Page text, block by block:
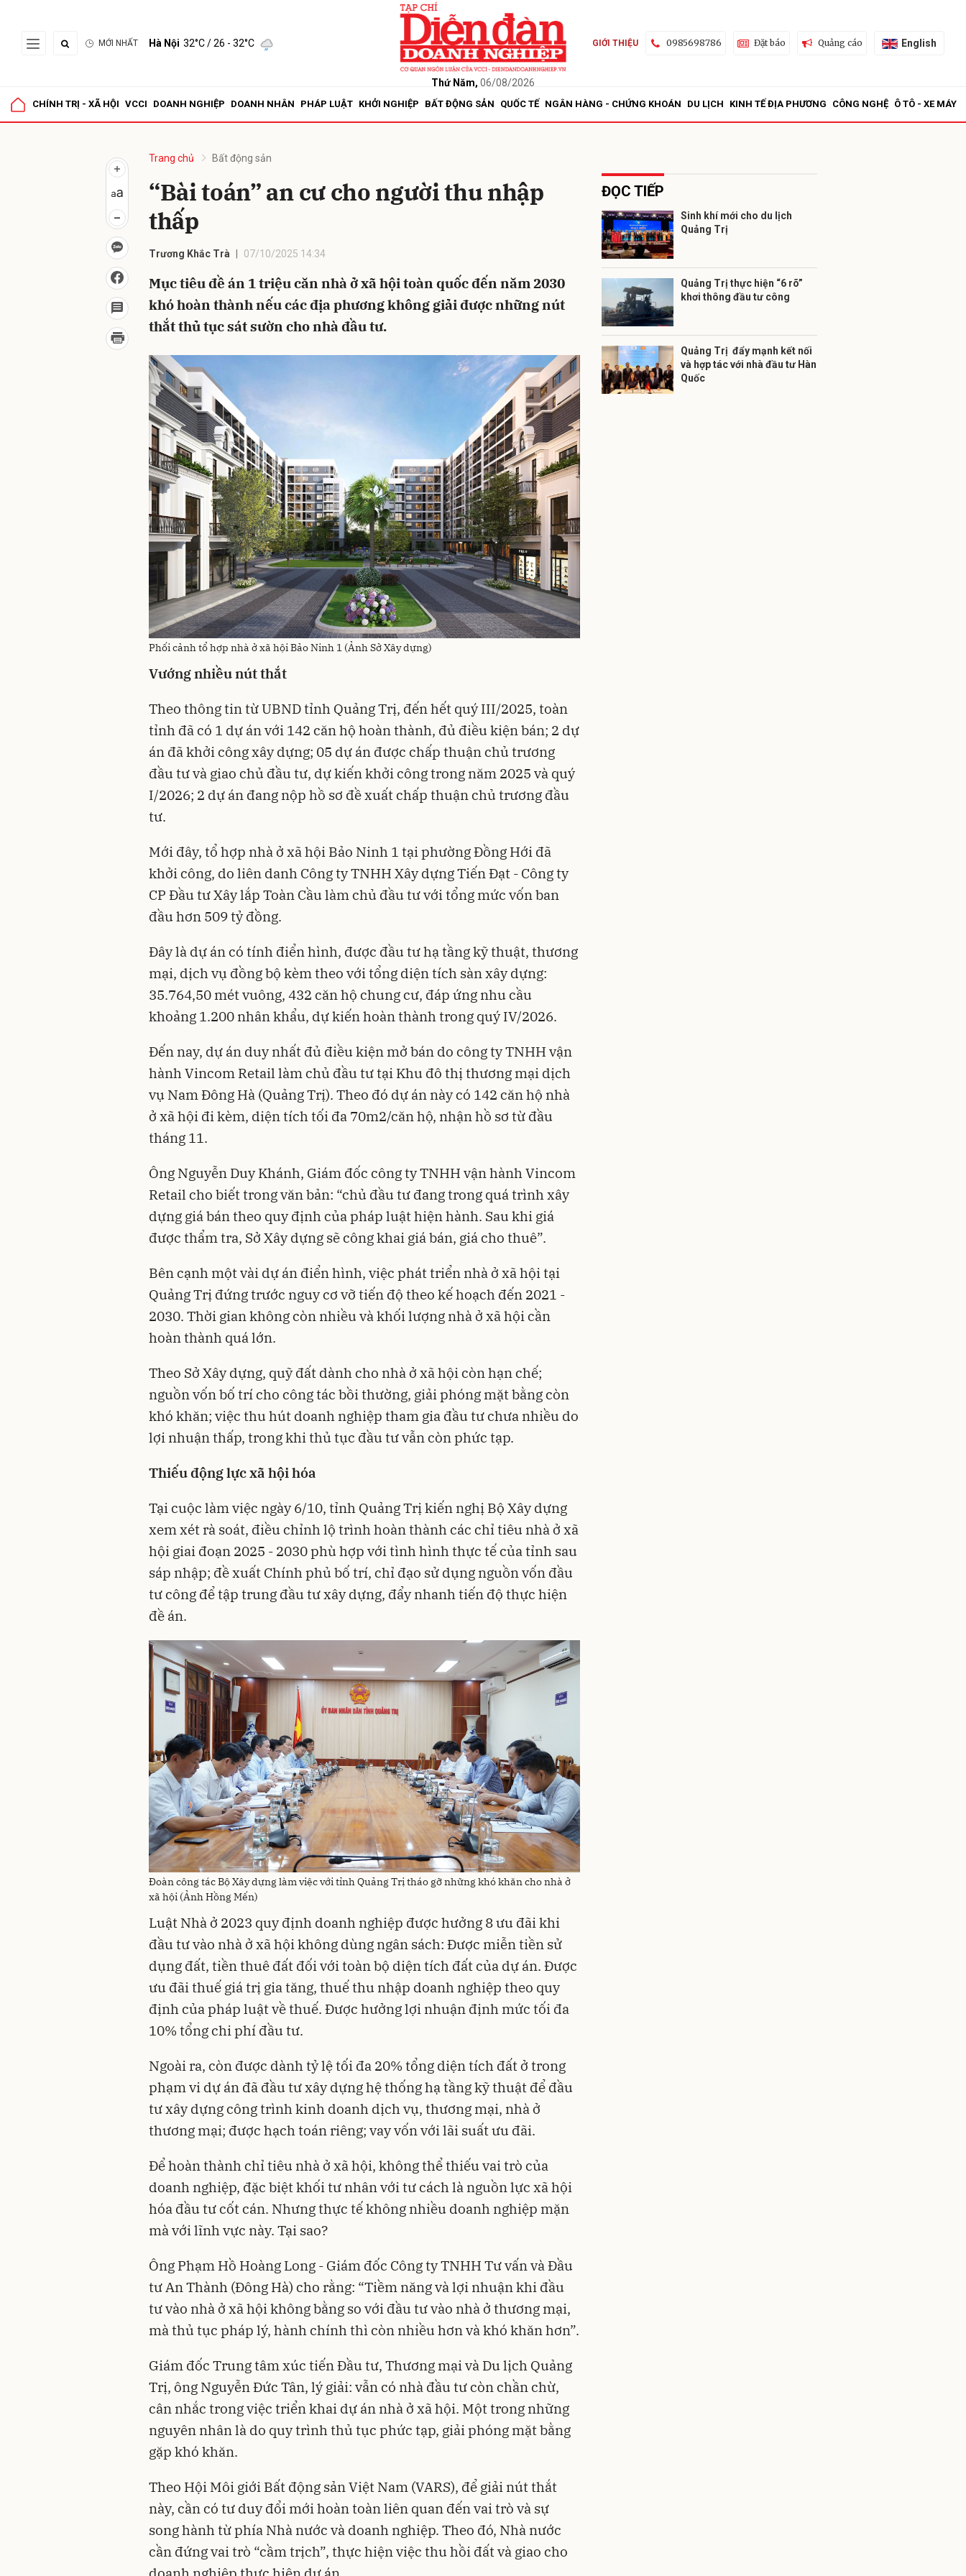
MỚI NHẤT Hà Nội 32°C/ 26 - 32°C
Thứ Năm, 06/08/2026
GIỚI THIỆU 0985698786 Đặt báo Quảng cáo English
CHÍNH TRỊ - XÃ HỘI VCCI DOANH NGHIỆP DOANH NHÂN PHÁP LUẬT KHỞI NGHIỆP BẤT ĐỘNG SẢN QUỐC TẾ NGÂN HÀNG - CHỨNG KHOÁN DU LỊCH KINH TẾ ĐỊA PHƯƠNG CÔNG NGHỆ Ô TÔ - XE MÁY
Trang chủ Bất động sản
“Bài toán” an cư cho người thu nhập
thấp
Trương Khắc Trà 07/10/2025 14:34
Mục tiêu đề án 1 triệu căn nhà ở xã hội toàn quốc đến năm 2030
khó hoàn thành nếu các địa phương không giải được những nút
thắt thủ tục sát sườn cho nhà đầu tư.
Phối cảnh tổ hợp nhà ở xã hội Bảo Ninh 1 (Ảnh Sở Xây dựng)
Vướng nhiều nút thắt
Theo thông tin từ UBND tỉnh Quảng Trị, đến hết quý III/2025, toàn
tỉnh đã có 1 dự án với 142 căn hộ hoàn thành, đủ điều kiện bán; 2 dự
án đã khởi công xây dựng; 05 dự án được chấp thuận chủ trương
đầu tư và giao chủ đầu tư, dự kiến khởi công trong năm 2025 và quý
I/2026; 2 dự án đang nộp hồ sơ đề xuất chấp thuận chủ trương đầu
tư.
Mới đây, tổ hợp nhà ở xã hội Bảo Ninh 1 tại phường Đồng Hới đã
khởi công, do liên danh Công ty TNHH Xây dựng Tiến Đạt - Công ty
CP Đầu tư Xây lắp Toàn Cầu làm chủ đầu tư với tổng mức vốn ban
đầu hơn 509 tỷ đồng.
Đây là dự án có tính điển hình, được đầu tư hạ tầng kỹ thuật, thương
mại, dịch vụ đồng bộ kèm theo với tổng diện tích sàn xây dựng:
35.764,50 mét vuông, 432 căn hộ chung cư, đáp ứng nhu cầu
khoảng 1.200 nhân khẩu, dự kiến hoàn thành trong quý IV/2026.
Đến nay, dự án duy nhất đủ điều kiện mở bán do công ty TNHH vận
hành Vincom Retail làm chủ đầu tư tại Khu đô thị thương mại dịch
vụ Nam Đông Hà (Quảng Trị). Theo đó dự án này có 142 căn hộ nhà
ở xã hội đi kèm, diện tích tối đa 70m2/căn hộ, nhận hồ sơ từ đầu
tháng 11.
Ông Nguyễn Duy Khánh, Giám đốc công ty TNHH vận hành Vincom
Retail cho biết trong văn bản: “chủ đầu tư đang trong quá trình xây
dựng giá bán theo quy định của pháp luật hiện hành. Sau khi giá
được thẩm tra, Sở Xây dựng sẽ công khai giá bán, giá cho thuê”.
Bên cạnh một vài dự án điển hình, việc phát triển nhà ở xã hội tại
Quảng Trị đứng trước nguy cơ vỡ tiến độ theo kế hoạch đến 2021 -
2030. Thời gian không còn nhiều và khối lượng nhà ở xã hội cần
hoàn thành quá lớn.
Theo Sở Xây dựng, quỹ đất dành cho nhà ở xã hội còn hạn chế;
nguồn vốn bố trí cho công tác bồi thường, giải phóng mặt bằng còn
khó khăn; việc thu hút doanh nghiệp tham gia đầu tư chưa nhiều do
lợi nhuận thấp, trong khi thủ tục đầu tư vẫn còn phức tạp.
Thiếu động lực xã hội hóa
Tại cuộc làm việc ngày 6/10, tỉnh Quảng Trị kiến nghị Bộ Xây dựng
xem xét rà soát, điều chỉnh lộ trình hoàn thành các chỉ tiêu nhà ở xã
hội giai đoạn 2025 - 2030 phù hợp với tình hình thực tế của tỉnh sau
sáp nhập; đề xuất Chính phủ bố trí, chỉ đạo sử dụng nguồn vốn đầu
tư công để tập trung đầu tư xây dựng, đẩy nhanh tiến độ thực hiện
đề án.
Đoàn công tác Bộ Xây dựng làm việc với tỉnh Quảng Trị tháo gỡ những khó khăn cho nhà ở
xã hội (Ảnh Hồng Mến)
Luật Nhà ở 2023 quy định doanh nghiệp được hưởng 8 ưu đãi khi
đầu tư vào nhà ở xã hội không dùng ngân sách: Được miễn tiền sử
dụng đất, tiền thuê đất đối với toàn bộ diện tích đất của dự án. Được
ưu đãi thuế giá trị gia tăng, thuế thu nhập doanh nghiệp theo quy
định của pháp luật về thuế. Được hưởng lợi nhuận định mức tối đa
10% tổng chi phí đầu tư.
Ngoài ra, còn được dành tỷ lệ tối đa 20% tổng diện tích đất ở trong
phạm vi dự án đã đầu tư xây dựng hệ thống hạ tầng kỹ thuật để đầu
tư xây dựng công trình kinh doanh dịch vụ, thương mại, nhà ở
thương mại; được hạch toán riêng; vay vốn với lãi suất ưu đãi.
Để hoàn thành chỉ tiêu nhà ở xã hội, không thể thiếu vai trò của
doanh nghiệp, đặc biệt khối tư nhân với tư cách là nguồn lực xã hội
hóa đầu tư cốt cán. Nhưng thực tế không nhiều doanh nghiệp mặn
mà với lĩnh vực này. Tại sao?
Ông Phạm Hồ Hoàng Long - Giám đốc Công ty TNHH Tư vấn và Đầu
tư An Thành (Đông Hà) cho rằng: “Tiềm năng và lợi nhuận khi đầu
tư vào nhà ở xã hội không bằng so với đầu tư vào nhà ở thương mại,
mà thủ tục pháp lý, hành chính thì còn nhiều hơn và khó khăn hơn”.
Giám đốc Trung tâm xúc tiến Đầu tư, Thương mại và Du lịch Quảng
Trị, ông Nguyễn Đức Tân, lý giải: vẫn có nhà đầu tư còn chần chừ,
cân nhắc trong việc triển khai dự án nhà ở xã hội. Một trong những
nguyên nhân là do quy trình thủ tục phức tạp, giải phóng mặt bằng
gặp khó khăn.
Theo Hội Môi giới Bất động sản Việt Nam (VARS), để giải nút thắt
này, cần có tư duy đổi mới hoàn toàn liên quan đến vai trò và sự
song hành từ phía Nhà nước và doanh nghiệp. Theo đó, Nhà nước
cần đứng vai trò “cầm trịch”, thực hiện việc thu hồi đất và giao cho
ĐỌC TIẾP
Sinh khí mới cho du lịch
Quảng Trị
Quảng Trị thực hiện “6 rõ”
khơi thông đầu tư công
Quảng Trị đẩy mạnh kết nối
và hợp tác với nhà đầu tư Hàn
Quốc
Gửi